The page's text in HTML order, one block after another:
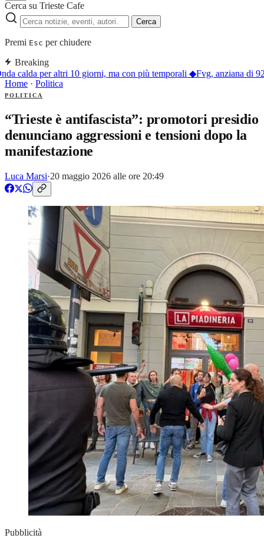
Cerca su Trieste Cafe
Cerca
Premi Esc per chiudere
Breaking
calda per altri 10 giorni, ma con più temporali ◆Fvg, anziana di
Home · Politica
POLITICA
“Trieste è antifascista”: promotori presidio
denunciano aggressioni e tensioni dopo la
manifestazione
Luca Marsi·20 maggio 2026 alle ore 20:49
Pubblicità